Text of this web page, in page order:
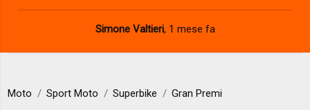
Simone Valtieri, 1 mese fa
Moto Sport Moto Superbike Gran Premi